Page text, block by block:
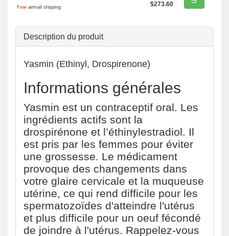
Free airmail shipping
$273.60
Description du produit
Yasmin (Ethinyl, Drospirenone)
Informations générales
Yasmin est un contraceptif oral. Les
ingrédients actifs sont la
drospirénone et l’éthinylestradiol. Il
est pris par les femmes pour éviter
une grossesse. Le médicament
provoque des changements dans
votre glaire cervicale et la muqueuse
utérine, ce qui rend difficile pour les
spermatozoïdes d'atteindre l'utérus
et plus difficile pour un oeuf fécondé
de joindre à l'utérus. Rappelez-vous